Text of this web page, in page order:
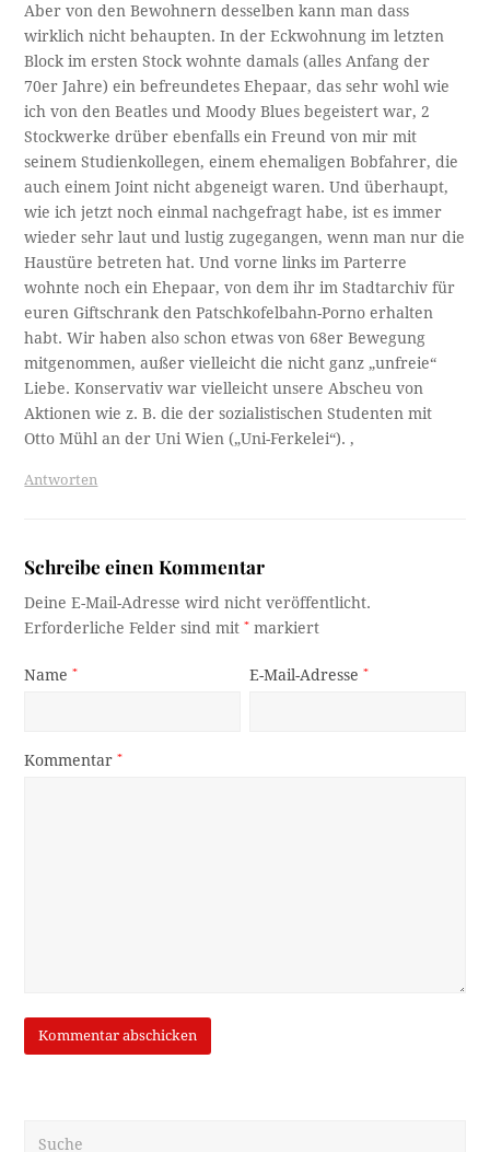
Aber von den Bewohnern desselben kann man dass
wirklich nicht behaupten. In der Eckwohnung im letzten
Block im ersten Stock wohnte damals (alles Anfang der
70er Jahre) ein befreundetes Ehepaar, das sehr wohl wie
ich von den Beatles und Moody Blues begeistert war, 2
Stockwerke drüber ebenfalls ein Freund von mir mit
seinem Studienkollegen, einem ehemaligen Bobfahrer, die
auch einem Joint nicht abgeneigt waren. Und überhaupt,
wie ich jetzt noch einmal nachgefragt habe, ist es immer
wieder sehr laut und lustig zugegangen, wenn man nur die
Haustüre betreten hat. Und vorne links im Parterre
wohnte noch ein Ehepaar, von dem ihr im Stadtarchiv für
euren Giftschrank den Patschkofelbahn-Porno erhalten
habt. Wir haben also schon etwas von 68er Bewegung
mitgenommen, außer vielleicht die nicht ganz „unfreie“
Liebe. Konservativ war vielleicht unsere Abscheu von
Aktionen wie z. B. die der sozialistischen Studenten mit
Otto Mühl an der Uni Wien („Uni-Ferkelei“). ,
Antworten
Schreibe einen Kommentar
Deine E-Mail-Adresse wird nicht veröffentlicht.
Erforderliche Felder sind mit* markiert
Name* E-Mail-Adresse*
Kommentar*